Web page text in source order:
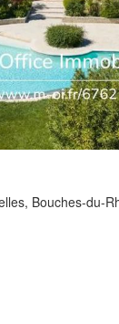
Bouches-du-